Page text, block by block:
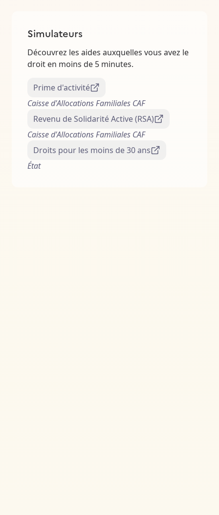
Simulateurs
Découvrez les aides auxquelles vous avez le
droit en moins de 5 minutes.
Prime d'activité
Caisse d'Allocations Familiales CAF
Revenu de Solidarité Active (RSA)
Caisse d'Allocations Familiales CAF
Droits pour les moins de 30 ans
État